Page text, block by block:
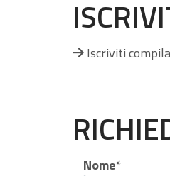
Iscriviti
Nome*